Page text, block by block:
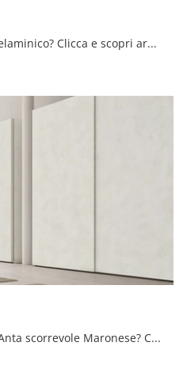
Cerchi un'armadiatura in melaminico? Clicca e scopri armadi cabine armadio con ante scorrevoli di Maronese.
Cerchi un guardaroba Gola Anta scorrevole Maronese? Clicca subito! Gli armadi a muro con ante scorrevoli ti aspettano.